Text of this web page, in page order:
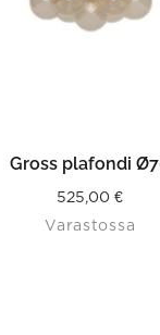
LISÄÄ
Gross plafondi
525,00€
Varastossa